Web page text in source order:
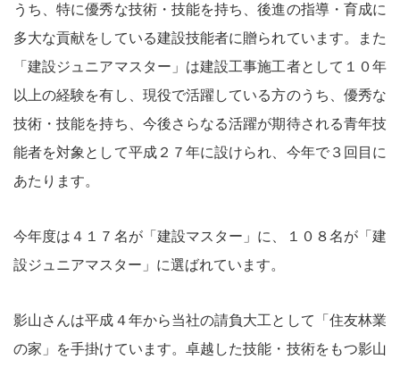
うち、特に優秀な技術・技能を持ち、後進の指導・育成に
多大な貢献をしている建設技能者に贈られています。また
「建設ジュニアマスター」は建設工事施工者として１０年
以上の経験を有し、現役で活躍している方のうち、優秀な
技術・技能を持ち、今後さらなる活躍が期待される青年技
能者を対象として平成２７年に設けられ、今年で３回目に
あたります。
今年度は４１７名が「建設マスター」に、１０８名が「建
設ジュニアマスター」に選ばれています。
影山さんは平成４年から当社の請負大工として「住友林業
の家」を手掛けています。卓越した技能・技術をもつ影山